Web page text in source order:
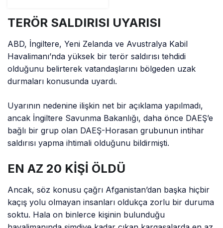
Yardım Gönderdi
TERÖR SALDIRISI UYARISI
ABD, İngiltere, Yeni Zelanda ve Avustralya Kabil
Havalimanı’nda yüksek bir terör saldırısı tehdidi
olduğunu belirterek vatandaşlarını bölgeden uzak
durmaları konusunda uyardı.
Uyarının nedenine ilişkin net bir açıklama yapılmadı,
ancak İngiltere Savunma Bakanlığı, daha önce DAEŞ’e
bağlı bir grup olan DAEŞ-Horasan grubunun intihar
saldırısı yapma ihtimali olduğunu bildirmişti.
EN AZ 20 KİŞİ ÖLDÜ
Ancak, söz konusu çağrı Afganistan’dan başka hiçbir
kaçış yolu olmayan insanları oldukça zorlu bir duruma
soktu. Hala on binlerce kişinin bulunduğu